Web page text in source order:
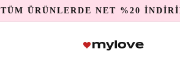
TÜM ÜRÜNLERDE NET %20